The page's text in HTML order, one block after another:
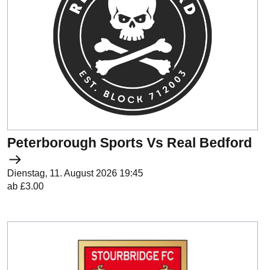
Peterborough Sports Vs Real Bedford
Dienstag, 11. August 2026 19:45
ab £3.00